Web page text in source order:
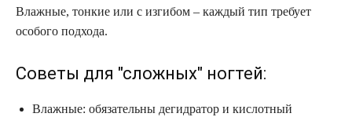
Влажные, тонкие или с изгибом – каждый тип требует
особого подхода.
Советы для "сложных" ногтей:
Влажные: обязательны дегидратор и кислотный